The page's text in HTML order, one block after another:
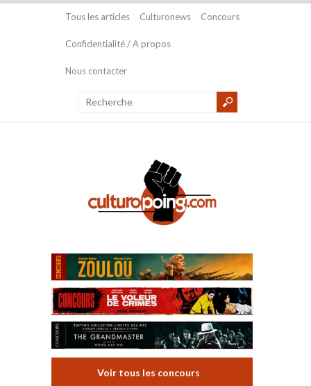
Tous les articles Culturonews Concours
Confidentialité / A propos
Nous contacter
Voir tous les concours